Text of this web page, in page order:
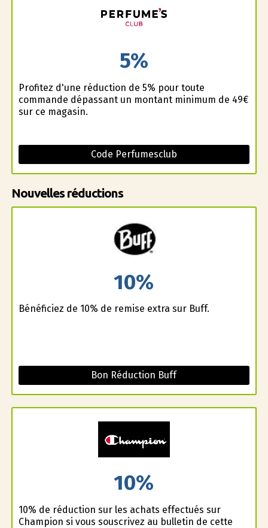
5%
Profitez d'une réduction de 5% pour toute
commande dépassant un montant minimum de 49€
sur ce magasin.
Code Perfumesclub
Nouvelles réductions
10%
Bénéficiez de 10% de remise extra sur Buff.
Bon Réduction Buff
10%
10% de réduction sur les achats effectués sur
Champion si vous souscrivez au bulletin de cette